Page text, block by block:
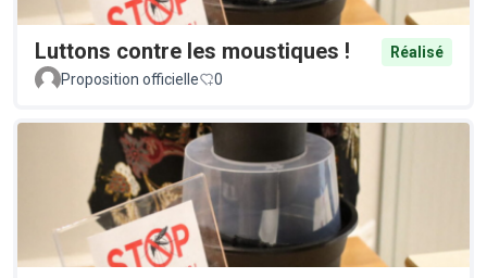
Luttons contre les moustiques !
Réalisé
Proposition officielle
0